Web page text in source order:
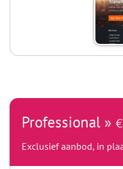
Professional » €
Exclusief aanbod, in